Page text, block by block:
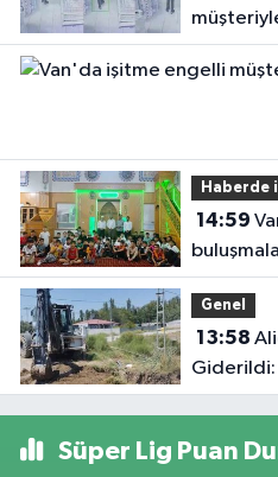
Haberde
14:59
Genel
13:58
Giderildi:
Etti
Süper Lig Puan